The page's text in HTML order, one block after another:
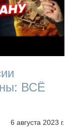
ВСЁ
6 августа 2023 г.